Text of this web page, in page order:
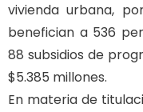
vivienda urbana,
benefician a 536
88 subsidios de
$5.385 millones.
En materia de